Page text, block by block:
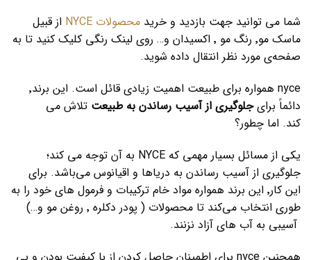
شما می توانید جهت بازدید و خرید محصولات NYCE
از قبیل
ماسک مو٬ رنگ مو ٬ اکسیدان و… روی لینک رنگی کلیک کنید تا به
صفحه‌ی مورد نظر انتقال داده شوید.
nyce همواره برای طبیعت اهمیت زیادی قائل است. این برند٬
دائماََ برایجلوگیری از آسیب رساندن به طبیعت تلاش می
کند. اما چطور؟
یکی از مسائل بسیار مهمی که NYCE به آن توجه می کند؛
جلوگیری از آسیب رساندن به دریاها و اقیانوس می‌باشد. برای
این کار٬ این برند همواره مواد خام ترکیبات و فرمول های خود را به
طوری انتخاب می‌کند تا محصولات ( پودر دکلره ٬ روغن مو و…)
آسیبی به آب های آزاد نزنند.